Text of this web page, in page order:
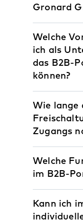
Gronard
Welche
ich als
das B2B-
können?
Wie lange
Zugangs
Welche
im B2B-
Kann ich